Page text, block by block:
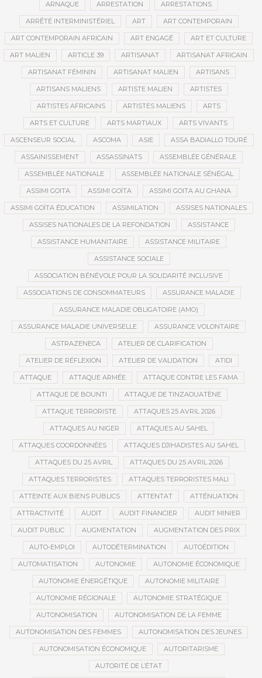
ARNAQUE ARRESTATION ARRESTATIONS
ARRÊTÉ INTERMINISTÉRIEL ART ART CONTEMPORAIN
ART CONTEMPORAIN AFRICAIN ART ENGAGÉ ART ET CULTURE
ART MALIEN ARTICLE 39 ARTISANAT ARTISANAT AFRICAIN
ARTISANAT FÉMININ ARTISANAT MALIEN ARTISANS
ARTISANS MALIENS ARTISTE MALIEN ARTISTES
ARTISTES AFRICAINS ARTISTES MALIENS ARTS
ARTS ET CULTURE ARTS MARTIAUX ARTS VIVANTS
ASCENSEUR SOCIAL ASCOMA ASIE ASSA BADIALLO TOURÉ
ASSAINISSEMENT ASSASSINATS ASSEMBLÉE GÉNÉRALE
ASSEMBLÉE NATIONALE ASSEMBLÉE NATIONALE SÉNÉGAL
ASSIMI GOITA ASSIMI GOÏTA ASSIMI GOITA AU GHANA
ASSIMI GOÏTA ÉDUCATION ASSIMILATION ASSISES NATIONALES
ASSISES NATIONALES DE LA REFONDATION ASSISTANCE
ASSISTANCE HUMANITAIRE ASSISTANCE MILITAIRE
ASSISTANCE SOCIALE
ASSOCIATION BÉNÉVOLE POUR LA SOLIDARITÉ INCLUSIVE
ASSOCIATIONS DE CONSOMMATEURS ASSURANCE MALADIE
ASSURANCE MALADIE OBLIGATOIRE (AMO)
ASSURANCE MALADIE UNIVERSELLE ASSURANCE VOLONTAIRE
ASTRAZENECA ATELIER DE CLARIFICATION
ATELIER DE RÉFLEXION ATELIER DE VALIDATION ATIDI
ATTAQUE ATTAQUE ARMÉE ATTAQUE CONTRE LES FAMA
ATTAQUE DE BOUNTI ATTAQUE DE TINZAOUATÈNE
ATTAQUE TERRORISTE ATTAQUES 25 AVRIL 2026
ATTAQUES AU NIGER ATTAQUES AU SAHEL
ATTAQUES COORDONNÉES ATTAQUES DJIHADISTES AU SAHEL
ATTAQUES DU 25 AVRIL ATTAQUES DU 25 AVRIL 2026
ATTAQUES TERRORISTES ATTAQUES TERRORISTES MALI
ATTEINTE AUX BIENS PUBLICS ATTENTAT ATTÉNUATION
ATTRACTIVITÉ AUDIT AUDIT FINANCIER AUDIT MINIER
AUDIT PUBLIC AUGMENTATION AUGMENTATION DES PRIX
AUTO-EMPLOI AUTODÉTERMINATION AUTOÉDITION
AUTOMATISATION AUTONOMIE AUTONOMIE ÉCONOMIQUE
AUTONOMIE ÉNERGÉTIQUE AUTONOMIE MILITAIRE
AUTONOMIE RÉGIONALE AUTONOMIE STRATÉGIQUE
AUTONOMISATION AUTONOMISATION DE LA FEMME
AUTONOMISATION DES FEMMES AUTONOMISATION DES JEUNES
AUTONOMISATION ÉCONOMIQUE AUTORITARISME
AUTORITÉ DE L’ÉTAT